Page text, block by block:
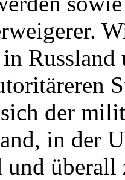
der
in der